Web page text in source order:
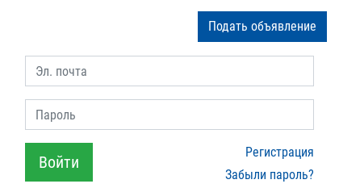
Подать объявление
Эл. почта
Пароль
Войти
Регистрация
Забыли пароль?